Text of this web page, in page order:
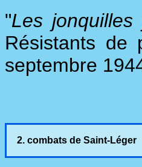
"Les
Résistants de
septembre
2. combats de Saint-Léger